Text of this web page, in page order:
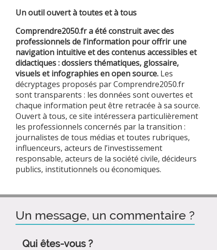
Un outil ouvert à toutes et à tous
Comprendre2050.fr a été construit avec des
professionnels de l’information pour offrir une
navigation intuitive et des contenus accessibles et
didactiques : dossiers thématiques, glossaire,
visuels et infographies en open source. Les
décryptages proposés par Comprendre2050.fr
sont transparents : les données sont ouvertes et
chaque information peut être retracée à sa source.
Ouvert à tous, ce site intéressera particulièrement
les professionnels concernés par la transition :
journalistes de tous médias et toutes rubriques,
influenceurs, acteurs de l’investissement
responsable, acteurs de la société civile, décideurs
publics, institutionnels ou économiques.
Un message, un commentaire ?
Qui êtes-vous ?